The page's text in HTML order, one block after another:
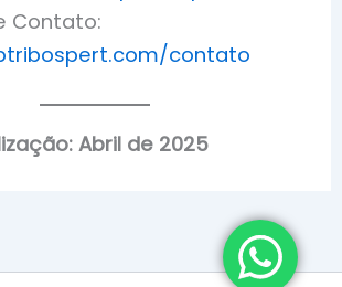
Contato:
contato
Abril de 2025